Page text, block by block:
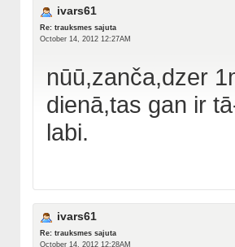
ivars61
Re: trauksmes sajuta
October 14, 2012 12:27AM
nūū,zanča,dzer
dienā,tas gan ir
labi.
ivars61
Re: trauksmes sajuta
October 14, 2012 12:28AM